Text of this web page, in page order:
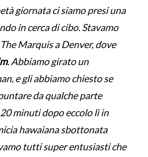
giornata ci siamo presi una
in cerca di cibo. Stavamo
Marquis a Denver, dove
. Abbiamo girato un
e gli abbiamo chiesto se
da qualche parte
minuti dopo eccolo lì in
hawaiana sbottonata
tutti super entusiasti che